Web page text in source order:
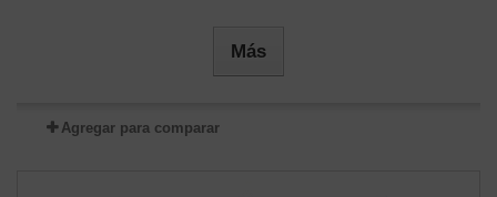
Más
Agregar para comparar